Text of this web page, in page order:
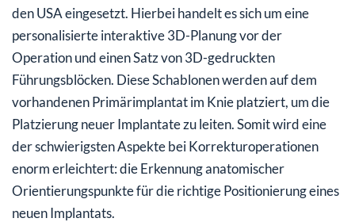
den USA eingesetzt. Hierbei handelt es sich um eine
personalisierte interaktive 3D-Planung vor der
Operation und einen Satz von 3D-gedruckten
Führungsblöcken. Diese Schablonen werden auf dem
vorhandenen Primärimplantat im Knie platziert, um die
Platzierung neuer Implantate zu leiten. Somit wird eine
der schwierigsten Aspekte bei Korrekturoperationen
enorm erleichtert: die Erkennung anatomischer
Orientierungspunkte für die richtige Positionierung eines
neuen Implantats.